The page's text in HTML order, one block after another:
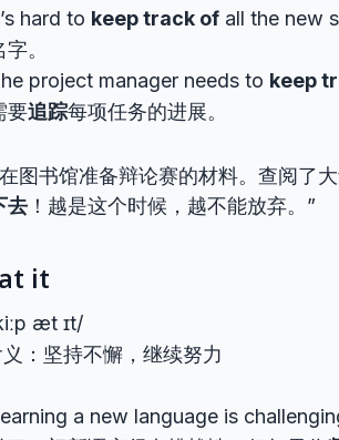
hard to keep track of all the new
。
project manager needs to keep
要追踪每项任务的进展。
图书馆准备辩论赛的材料。查阅了
去 ！越是这个时候，越不能放弃。”
it
æt ɪt/
：坚持不懈，继续努力
a new language is